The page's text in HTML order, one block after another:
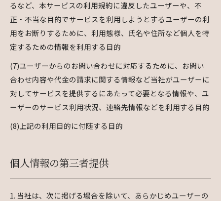
るなど、本サービスの利用規約に違反したユーザーや、不
正・不当な目的でサービスを利用しようとするユーザーの利
用をお断りするために、利用態様、氏名や住所など個人を特
定するための情報を利用する目的
(7)ユーザーからのお問い合わせに対応するために、お問い
合わせ内容や代金の請求に関する情報など当社がユーザーに
対してサービスを提供するにあたって必要となる情報や、ユ
ーザーのサービス利用状況、連絡先情報などを利用する目的
(8)上記の利用目的に付随する目的
個人情報の第三者提供
1. 当社は、次に掲げる場合を除いて、あらかじめユーザーの